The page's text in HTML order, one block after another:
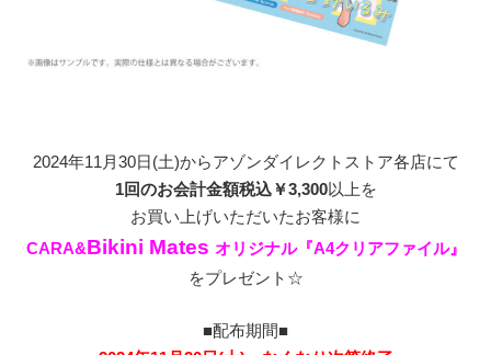
2024年11月30日(土)からアゾンダイレクトストア各店にて
1回のお会計金額税込￥3,300以上を
お買い上げいただいたお客様に
CARA&Bikini Mates オリジナル『A4クリアファイル』
をプレゼント☆
■配布期間■